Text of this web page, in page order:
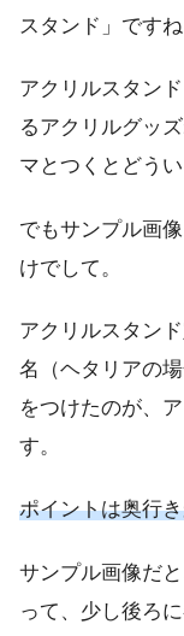
スタンド」ですね
アクリルスタン
るアクリルグッ
マとつくとどう
でもサンプル画
けでして。
アクリルスタン
名（ヘタリアの
をつけたのが、
す。
ポイントは奥行
サンプル画像だ
って、少し後ろ